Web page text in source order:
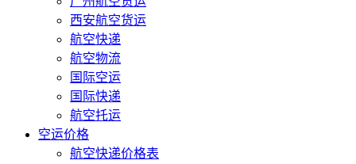
西安航空货运
航空快递
航空物流
国际空运
国际快递
航空托运
空运价格
航空快递价格表